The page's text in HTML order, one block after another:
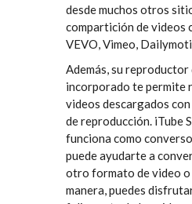
desde muchos otros
compartición de videos
VEVO, Vimeo,
Además, su reproductor
incorporado te permite
videos descargados
de reproducción. iTube
funciona como
puede ayudarte a
otro formato de video o
manera, puedes